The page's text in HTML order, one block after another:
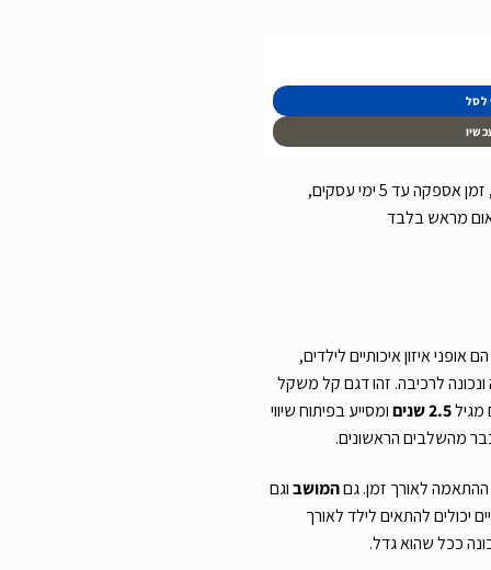
לסל
עלות משלוח שליח עד הבית 39 ש”ח, זמן אספקה עד 5 ימי עסקים,
מראש בלבד
הם אופני איזון איכותיים לילדים,
לרכיבה. זהו דגם קל משקל
מגיל2.5 שנים
ומסייע בפיתוח שיווי
מהשלבים הראשונים.
לאורך זמן. גםהמושבוגם
יכולים להתאים לילד לאורך
ככל שהוא גדל.